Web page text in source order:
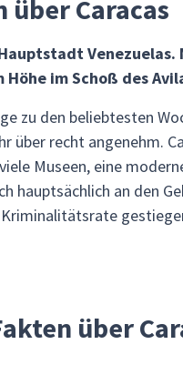
Caracas
Höhe im Schoß des
zu den beliebtesten
über recht angenehm.
Museen, eine
hauptsächlich an den
über